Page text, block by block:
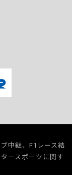
中継、F1レース結
ースポーツに関す